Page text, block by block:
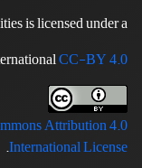
is licensed under a
CC-BY 4.0
Attribution 4.0
International License
.